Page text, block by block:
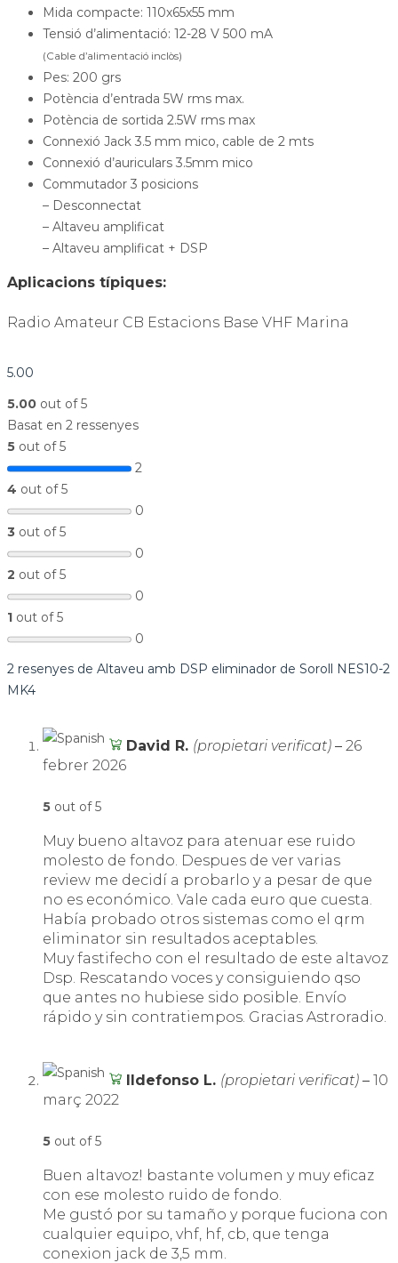
Mida compacte: 110x65x55 mm
Tensió d’alimentació: 12-28 V 500 mA
(Cable d’alimentació inclòs)
Pes: 200 grs
Potència d’entrada 5W rms max.
Potència de sortida 2.5W rms max
Connexió Jack 3.5 mm mico, cable de 2 mts
Connexió d’auriculars 3.5mm mico
Commutador 3 posicions
– Desconnectat
– Altaveu amplificat
– Altaveu amplificat + DSP
Aplicacions típiques:
Radio Amateur CB Estacions Base VHF Marina
5.00
5.00 out of 5
Basat en 2 ressenyes
5 out of 5
2
4 out of 5
0
3 out of 5
0
2 out of 5
0
1 out of 5
0
2 resenyes de Altaveu amb DSP eliminador de Soroll NES10-2
MK4
David R. (propietari verificat) – 26
febrer 2026
5 out of 5
Muy bueno altavoz para atenuar ese ruido
molesto de fondo. Despues de ver varias
review me decidí a probarlo y a pesar de que
no es económico. Vale cada euro que cuesta.
Había probado otros sistemas como el qrm
eliminator sin resultados aceptables.
Muy fastifecho con el resultado de este altavoz
Dsp. Rescatando voces y consiguiendo qso
que antes no hubiese sido posible. Envío
rápido y sin contratiempos. Gracias Astroradio.
Ildefonso L. (propietari verificat) – 10
març 2022
5 out of 5
Buen altavoz! bastante volumen y muy eficaz
con ese molesto ruido de fondo.
Me gustó por su tamaño y porque fuciona con
cualquier equipo, vhf, hf, cb, que tenga
conexion jack de 3,5 mm.